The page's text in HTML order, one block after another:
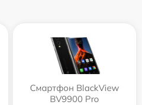
Смартфон BlackView
BV9900 Pro